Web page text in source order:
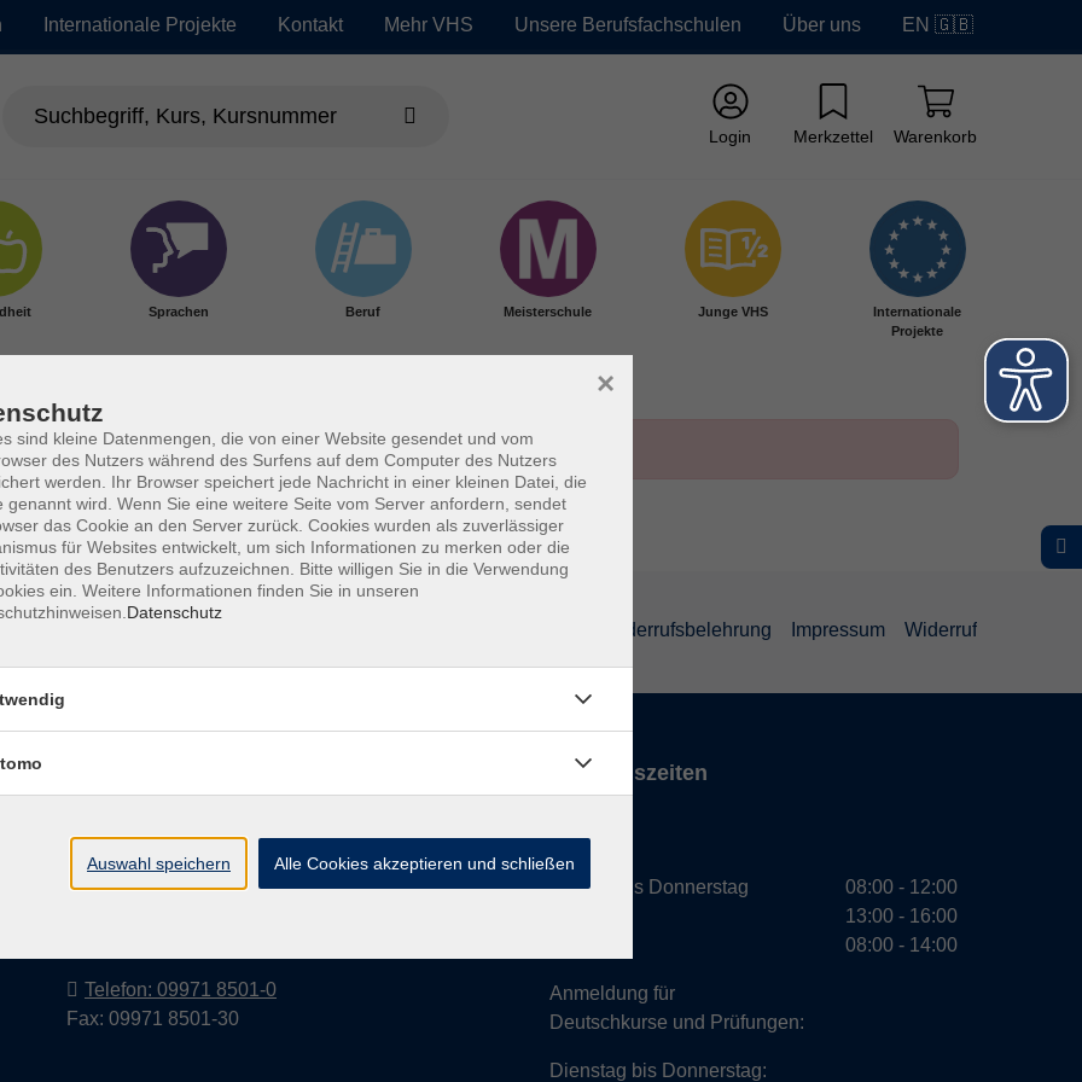
Internationale Projekte Kontakt Mehr VHS Unsere Berufsfachschulen Über uns EN 🇬🇧
Login Merkzettel Warenkorb
Sprachen Beruf Meisterschule Junge VHS
Internationale
Projekte
Widerrufsbelehrung Impressum Widerruf
e.V.
Pfarrer-Seidl-Str. 1
93413 Cham
Telefon: 09971 8501-0
Fax: 09971 8501-30
Öffnungszeiten
VHS
Montag bis Donnerstag
Anmeldung für
Deutschkurse und Prüfungen:
Dienstag bis Donnerstag:
08:00 - 12:00
13:00 - 16:00
08:00 - 14:00
sind kleine Datenmengen, die von einer Website gesendet und vom
des Nutzers während des Surfens auf dem Computer des Nutzers
werden. Ihr Browser speichert jede Nachricht in einer kleinen Datei, die
genannt wird. Wenn Sie eine weitere Seite vom Server anfordern, sendet
das Cookie an den Server zurück. Cookies wurden als zuverlässiger
für Websites entwickelt, um sich Informationen zu merken oder die
des Benutzers aufzuzeichnen. Bitte willigen Sie in die Verwendung
ein. Weitere Informationen finden Sie in unseren
Datenschutz
×
Auswahl speichern Alle Cookies akzeptieren und schließen